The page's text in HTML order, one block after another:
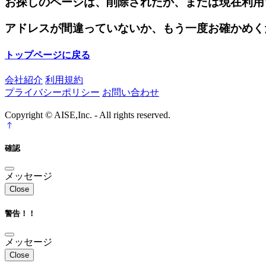
アドレスが間違っていないか、もう一度お確かめ
トップページに戻る
会社紹介 利用規約
プライバシーポリシー お問い合わせ
Copyright © AISE,Inc. - All rights reserved.
確認
メッセージ
Close
警告！！
メッセージ
Close